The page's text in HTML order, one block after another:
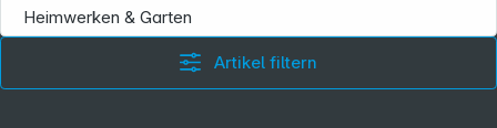
Heimwerken & Garten
Artikel filtern